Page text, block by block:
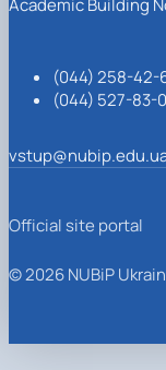
Academic Building
(044) 258-42-
(044) 527-83-
Official site portal
© 2026 NUBiP